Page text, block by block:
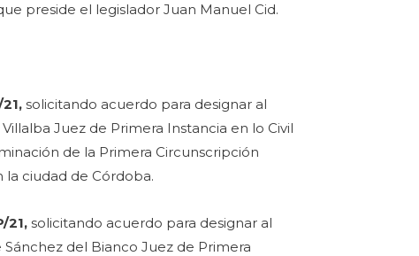
preside el legislador Juan Manuel Cid.
solicitando acuerdo para designar al
Juez de Primera Instancia en lo Civil
de la Primera Circunscripción
la ciudad de Córdoba.
21, solicitando acuerdo para designar al
del Bianco Juez de Primera